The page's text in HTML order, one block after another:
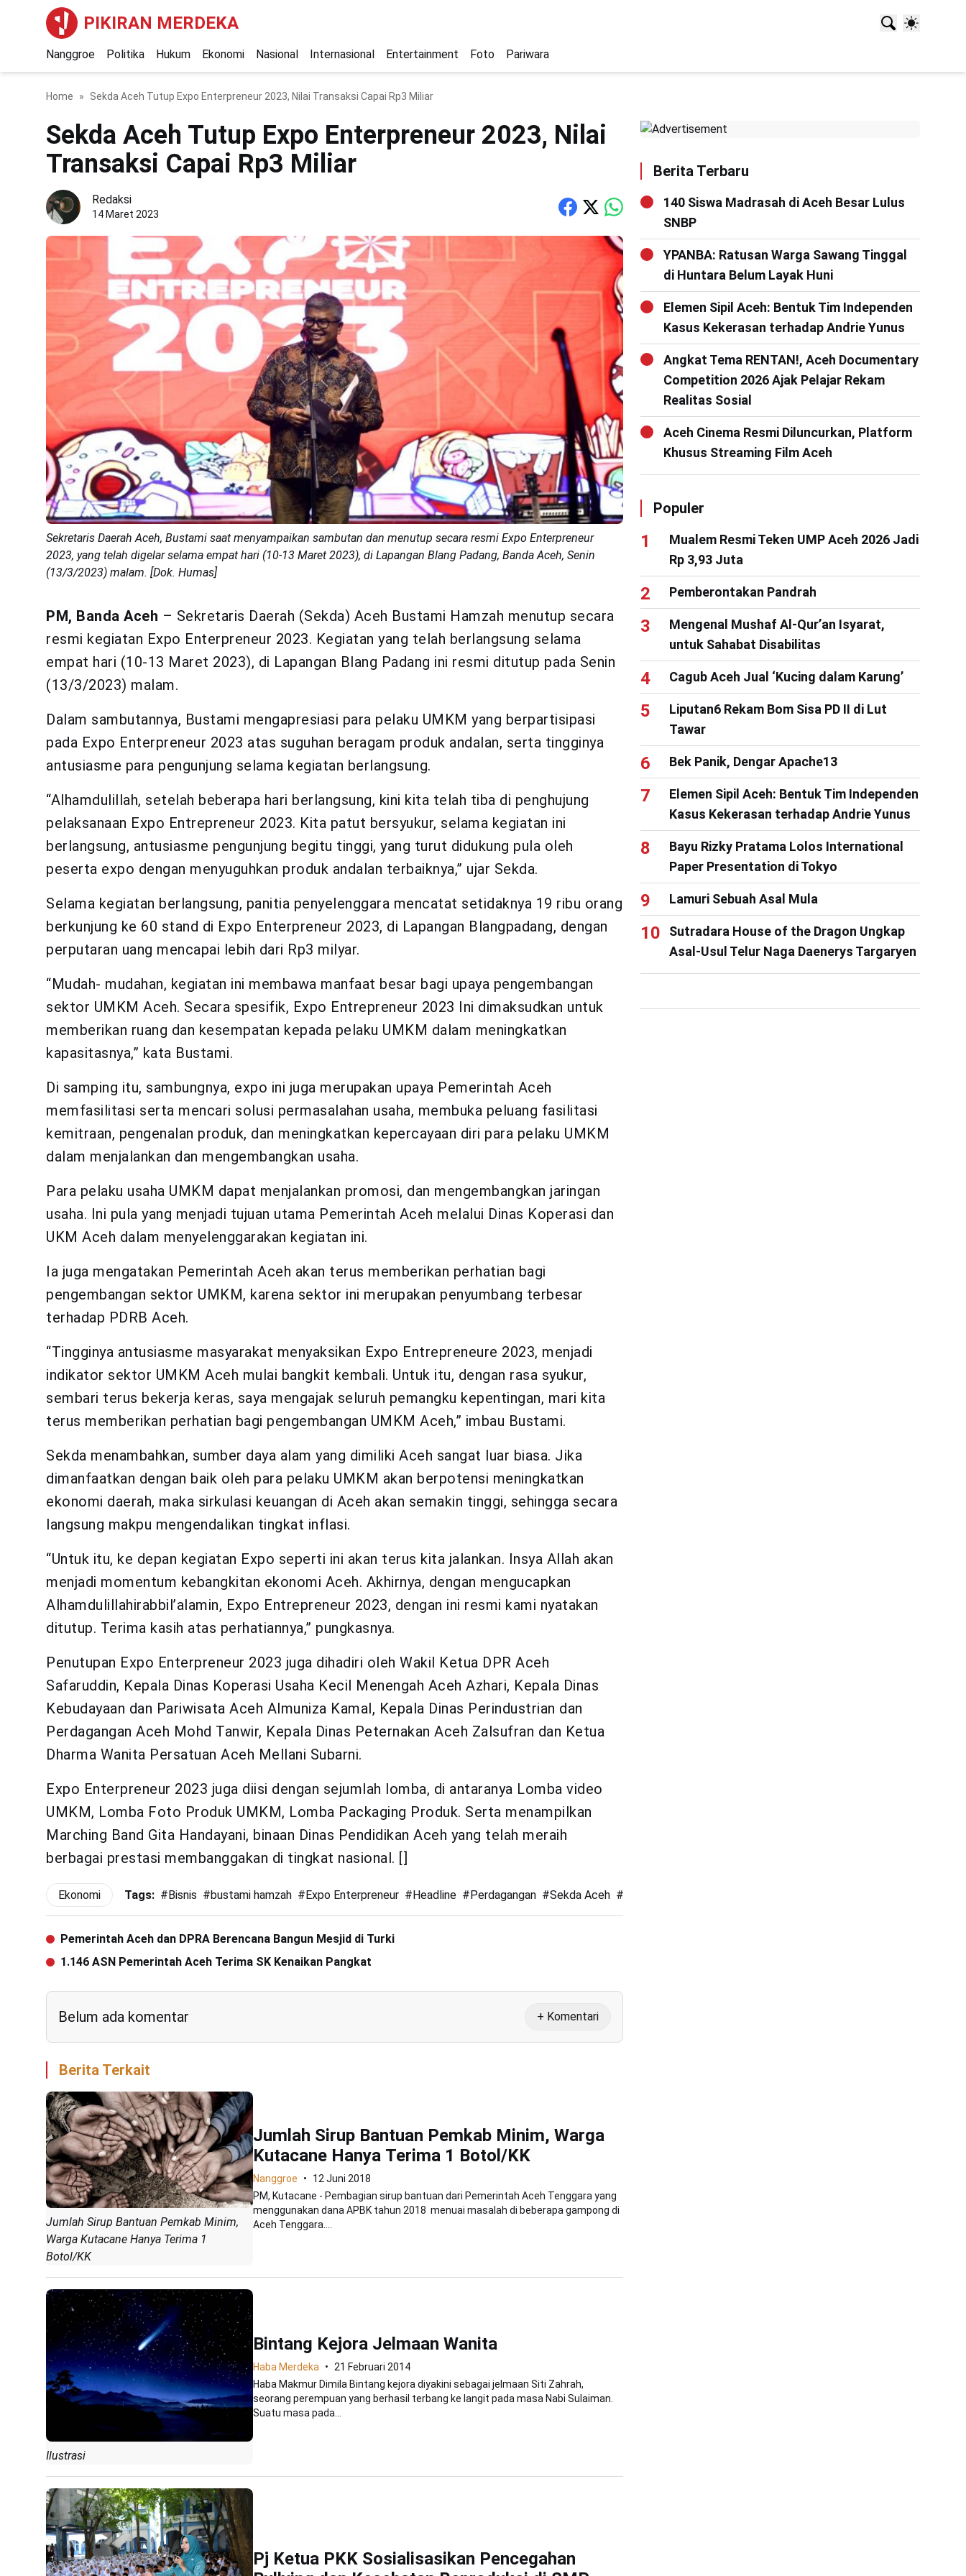
PIKIRAN MERDEKA
Nanggroe Politika Hukum Ekonomi Nasional Internasional Entertainment Foto Pariwara
Home Sekda Aceh Tutup Expo Enterpreneur 2023, Nilai Transaksi Capai Rp3 Miliar
Sekda Aceh Tutup Expo Enterpreneur 2023, Nilai
Transaksi Capai Rp3 Miliar
Redaksi
14 Maret 2023
Sekretaris Daerah Aceh, Bustami saat menyampaikan sambutan dan menutup secara resmi Expo Enterpreneur
2023, yang telah digelar selama empat hari (10-13 Maret 2023), di Lapangan Blang Padang, Banda Aceh, Senin
(13/3/2023) malam. [Dok. Humas]
PM, Banda Aceh – Sekretaris Daerah (Sekda) Aceh Bustami Hamzah menutup secara
resmi kegiatan Expo Enterpreneur 2023. Kegiatan yang telah berlangsung selama
empat hari (10-13 Maret 2023), di Lapangan Blang Padang ini resmi ditutup pada Senin
(13/3/2023) malam.
Dalam sambutannya, Bustami mengapresiasi para pelaku UMKM yang berpartisipasi
pada Expo Enterpreneur 2023 atas suguhan beragam produk andalan, serta tingginya
antusiasme para pengunjung selama kegiatan berlangsung.
“Alhamdulillah, setelah beberapa hari berlangsung, kini kita telah tiba di penghujung
pelaksanaan Expo Entrepreneur 2023. Kita patut bersyukur, selama kegiatan ini
berlangsung, antusiasme pengunjung begitu tinggi, yang turut didukung pula oleh
peserta expo dengan menyuguhkan produk andalan terbaiknya,” ujar Sekda.
Selama kegiatan berlangsung, panitia penyelenggara mencatat setidaknya 19 ribu orang
berkunjung ke 60 stand di Expo Enterpreneur 2023, di Lapangan Blangpadang, dengan
perputaran uang mencapai lebih dari Rp3 milyar.
“Mudah- mudahan, kegiatan ini membawa manfaat besar bagi upaya pengembangan
sektor UMKM Aceh. Secara spesifik, Expo Entrepreneur 2023 Ini dimaksudkan untuk
memberikan ruang dan kesempatan kepada pelaku UMKM dalam meningkatkan
kapasitasnya,” kata Bustami.
Di samping itu, sambungnya, expo ini juga merupakan upaya Pemerintah Aceh
memfasilitasi serta mencari solusi permasalahan usaha, membuka peluang fasilitasi
kemitraan, pengenalan produk, dan meningkatkan kepercayaan diri para pelaku UMKM
dalam menjalankan dan mengembangkan usaha.
Para pelaku usaha UMKM dapat menjalankan promosi, dan mengembangkan jaringan
usaha. Ini pula yang menjadi tujuan utama Pemerintah Aceh melalui Dinas Koperasi dan
UKM Aceh dalam menyelenggarakan kegiatan ini.
Ia juga mengatakan Pemerintah Aceh akan terus memberikan perhatian bagi
pengembangan sektor UMKM, karena sektor ini merupakan penyumbang terbesar
terhadap PDRB Aceh.
“Tingginya antusiasme masyarakat menyaksikan Expo Entrepreneure 2023, menjadi
indikator sektor UMKM Aceh mulai bangkit kembali. Untuk itu, dengan rasa syukur,
sembari terus bekerja keras, saya mengajak seluruh pemangku kepentingan, mari kita
terus memberikan perhatian bagi pengembangan UMKM Aceh,” imbau Bustami.
Sekda menambahkan, sumber daya alam yang dimiliki Aceh sangat luar biasa. Jika
dimanfaatkan dengan baik oleh para pelaku UMKM akan berpotensi meningkatkan
ekonomi daerah, maka sirkulasi keuangan di Aceh akan semakin tinggi, sehingga secara
langsung makpu mengendalikan tingkat inflasi.
“Untuk itu, ke depan kegiatan Expo seperti ini akan terus kita jalankan. Insya Allah akan
menjadi momentum kebangkitan ekonomi Aceh. Akhirnya, dengan mengucapkan
Alhamdulillahirabbil’alamin, Expo Entrepreneur 2023, dengan ini resmi kami nyatakan
ditutup. Terima kasih atas perhatiannya,” pungkasnya.
Penutupan Expo Enterpreneur 2023 juga dihadiri oleh Wakil Ketua DPR Aceh
Safaruddin, Kepala Dinas Koperasi Usaha Kecil Menengah Aceh Azhari, Kepala Dinas
Kebudayaan dan Pariwisata Aceh Almuniza Kamal, Kepala Dinas Perindustrian dan
Perdagangan Aceh Mohd Tanwir, Kepala Dinas Peternakan Aceh Zalsufran dan Ketua
Dharma Wanita Persatuan Aceh Mellani Subarni.
Expo Enterpreneur 2023 juga diisi dengan sejumlah lomba, di antaranya Lomba video
UMKM, Lomba Foto Produk UMKM, Lomba Packaging Produk. Serta menampilkan
Marching Band Gita Handayani, binaan Dinas Pendidikan Aceh yang telah meraih
berbagai prestasi membanggakan di tingkat nasional. []
Ekonomi Tags: # Bisnis #bustami hamzah # Expo Enterpreneur # Headline # Perdagangan #Sekda Aceh #
Pemerintah Aceh dan DPRA Berencana Bangun Mesjid di Turki
1.146 ASN Pemerintah Aceh Terima SK Kenaikan Pangkat
Belum ada komentar + Komentari
Berita Terkait
Jumlah Sirup Bantuan Pemkab Minim,
Warga Kutacane Hanya Terima 1
Botol/KK
Jumlah Sirup Bantuan Pemkab Minim, Warga
Kutacane Hanya Terima 1 Botol/KK
Nanggroe
12 Juni 2018
PM, Kutacane - Pembagian sirup bantuan dari Pemerintah Aceh Tenggara yang
menggunakan dana APBK tahun 2018 menuai masalah di beberapa gampong di
Aceh Tenggara....
Ilustrasi
Bintang Kejora Jelmaan Wanita
Haba Merdeka
21 Februari 2014
Haba Makmur Dimila Bintang kejora diyakini sebagai jelmaan Siti Zahrah,
seorang perempuan yang berhasil terbang ke langit pada masa Nabi Sulaiman.
Suatu masa pada...
Pj Ketua PKK Sosialisasikan Pencegahan
Berita Terbaru
140 Siswa Madrasah di Aceh Besar Lulus
SNBP
YPANBA: Ratusan Warga Sawang Tinggal
di Huntara Belum Layak Huni
Elemen Sipil Aceh: Bentuk Tim Independen
Kasus Kekerasan terhadap Andrie Yunus
Angkat Tema RENTAN!, Aceh Documentary
Competition 2026 Ajak Pelajar Rekam
Realitas Sosial
Aceh Cinema Resmi Diluncurkan, Platform
Khusus Streaming Film Aceh
Populer
Mualem Resmi Teken UMP Aceh 2026 Jadi
Rp 3,93 Juta
Pemberontakan Pandrah
Mengenal Mushaf Al-Qur’an Isyarat,
untuk Sahabat Disabilitas
Cagub Aceh Jual ‘Kucing dalam Karung’
Liputan6 Rekam Bom Sisa PD II di Lut
Tawar
Bek Panik, Dengar Apache13
Elemen Sipil Aceh: Bentuk Tim Independen
Kasus Kekerasan terhadap Andrie Yunus
Bayu Rizky Pratama Lolos International
Paper Presentation di Tokyo
Lamuri Sebuah Asal Mula
Sutradara House of the Dragon Ungkap
Asal-Usul Telur Naga Daenerys Targaryen